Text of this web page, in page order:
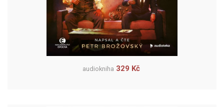
audiokniha 329 Kč